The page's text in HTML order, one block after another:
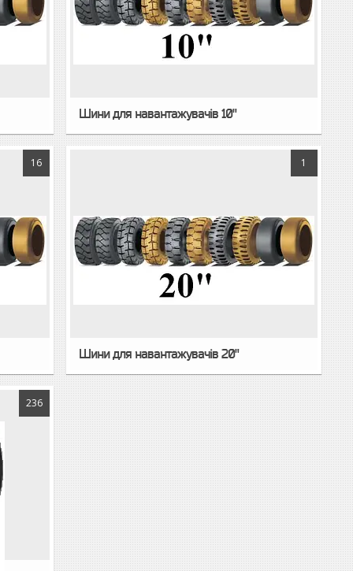
Шини для навантажувачів 10"
16 1
Шини для навантажувачів 20"
236